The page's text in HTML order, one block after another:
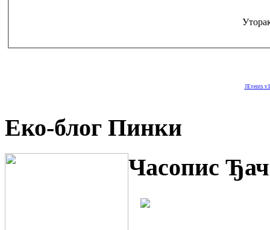
JEvents
Еко-блог Пинки
Часопис